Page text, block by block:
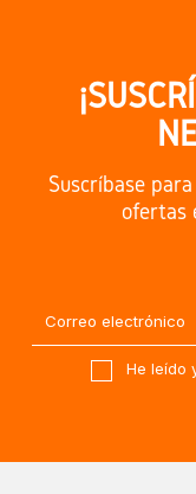
Suscríbase
ofertas
He leído